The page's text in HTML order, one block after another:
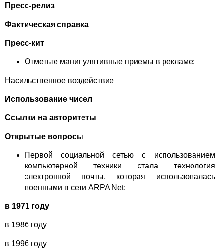
Пресс-релиз
Фактическая справка
Пресс-кит
Отметьте манипулятивные приемы в рекламе:
Насильственное воздействие
Использование чисел
Ссылки на авторитеты
Открытые вопросы
Первой социальной сетью с использованием
компьютерной техники стала технология
электронной почты, которая использовалась
военными в сети ARPA Net:
в 1971 году
в 1986 году
в 1996 году